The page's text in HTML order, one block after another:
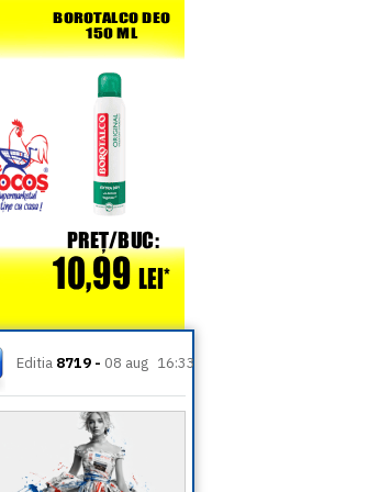
Editia 8719 - 08 aug 16:33